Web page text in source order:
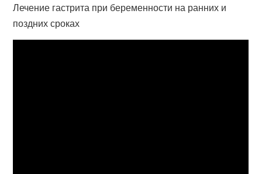
Лечение гастрита при беременности на ранних и
поздних сроках